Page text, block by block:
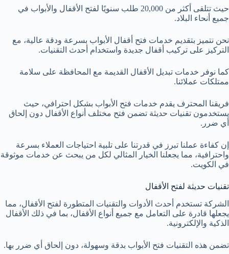
حيث تتلقى أكثر من 20,000 طلب سنويًا لفتح الأقفال والأبواب في
جميع أنحاء البلاد.
نحن نتميز بتقديم خدمات فتح أقفال الأبواب بسرعة ودقة عالية، مع
التركيز على تركيب أقفال جديدة واستخدام أحدث التقنيات.
كما نوفر خدمات تبديل الأقفال القديمة مع المحافظة على سلامة
ممتلكات عملائنا.
فريقنا المحترف يقدم خدمات فتح الأبواب بشكل احترافي، حيث
يستخدمون تقنيات حديثة تضمن فتح مختلف أنواع الأقفال دون إلحاق
أي ضرر.
إن كفاءة عملنا تبرز في قدرتنا على تلبية احتياجات العملاء بسرعة
واحترافية، مما يجعلنا الخيار المثالي لكل من يبحث عن خدمات موثوقة
في الكويت.
تقنيات حديثة لفتح الأقفال
الشركة تستخدم أحدث الأدوات والتقنيات المتطورة لفتح الأقفال، مما
يجعلها قادرة على التعامل مع جميع أنواع الأقفال، بما في ذلك الأقفال
الذكية والإلكترونية.
تضمن هذه التقنيات فتح الأبواب بدقة وسهولة، دون إلحاق أي ضرر بها.